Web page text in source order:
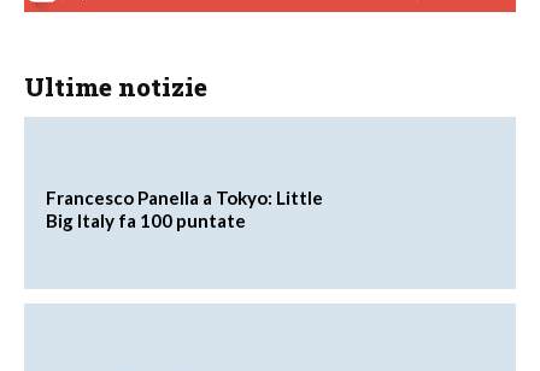
Ultime notizie
Francesco Panella a Tokyo: Little
Big Italy fa 100 puntate